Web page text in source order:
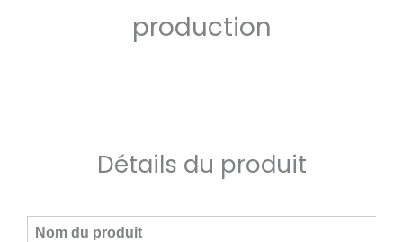
production
Détails du produit
Nom du produit